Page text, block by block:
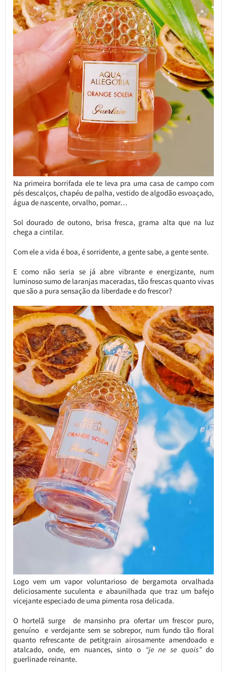
Na primeira borrifada ele te leva pra uma casa de campo com
pés descalços, chapéu de palha, vestido de algodão esvoaçado,
água de nascente, orvalho, pomar…
Sol dourado de outono, brisa fresca, grama alta que na luz
chega a cintilar.
Com ele a vida é boa, é sorridente, a gente sabe, a gente sente.
E como não seria se já abre vibrante e energizante, num
luminoso sumo de laranjas maceradas, tão frescas quanto vivas
que são a pura sensação da liberdade e do frescor?
Logo vem um vapor voluntarioso de bergamota orvalhada
deliciosamente suculenta e abaunilhada que traz um bafejo
vicejante especiado de uma pimenta rosa delicada.
O hortelã surge de mansinho pra ofertar um frescor puro,
genuíno e verdejante sem se sobrepor, num fundo tão floral
quanto refrescante de petitgrain airosamente amendoado e
atalcado, onde, em nuances, sinto o “je ne se quois”do
guerlinade reinante.